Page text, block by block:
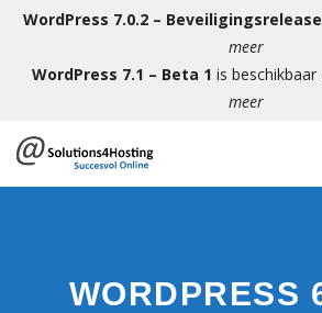
WordPress 7.0.2 – Beveiligingsrelease
meer
WordPress 7.1 – Beta 1 is
meer
WORDPRESS